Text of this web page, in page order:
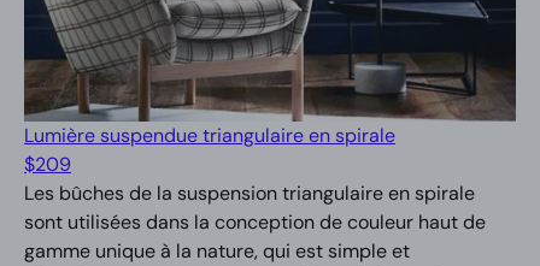
Lumière suspendue triangulaire en spirale
$209
Les bûches de la suspension triangulaire en spirale
sont utilisées dans la conception de couleur haut de
gamme unique à la nature, qui est simple et